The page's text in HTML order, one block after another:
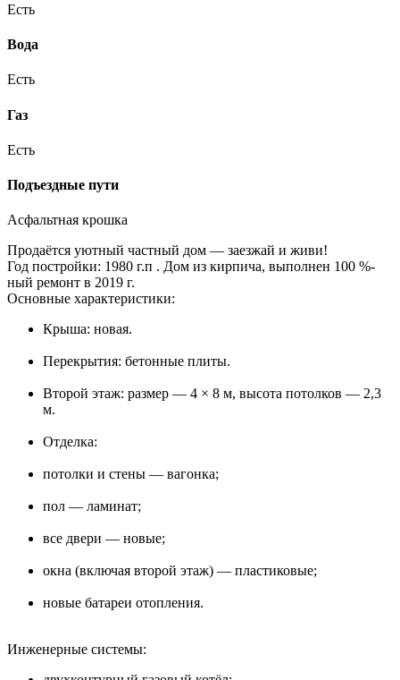
Есть
Вода
Есть
Газ
Есть
Подъездные пути
Асфальтная крошка
Продаётся уютный частный дом — заезжай и живи!
Год постройки: 1980 г.п . Дом из кирпича, выполнен 100 %-
ный ремонт в 2019 г.
Основные характеристики:
Крыша: новая.
Перекрытия: бетонные плиты.
Второй этаж: размер — 4 × 8 м, высота потолков — 2,3
м.
Отделка:
потолки и стены — вагонка;
пол — ламинат;
все двери — новые;
окна (включая второй этаж) — пластиковые;
новые батареи отопления.
Инженерные системы: